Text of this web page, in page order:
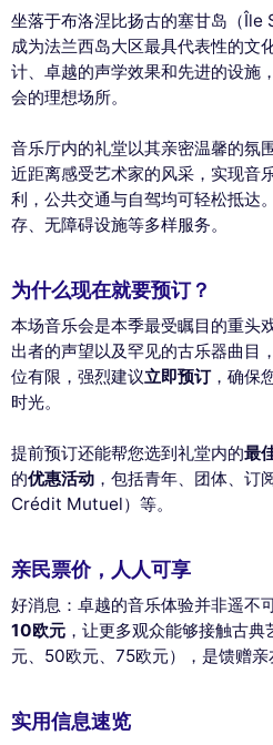
This website uses
We use cookies and your personal
experience, measure our audience,
you. You can accept, reject or
Reject All
坐落于布洛涅比扬古的塞甘岛（Île
成为法兰西岛大区最具代表性的文
计、卓越的声学效果和先进的设施
会的理想场所。
音乐厅内的礼堂以其亲密温馨的氛
近距离感受艺术家的风采，实现音
利，公共交通与自驾均可轻松抵达
存、无障碍设施等多样服务。
为什么现在就要预订？
本场音乐会是本季最受瞩目的重头
出者的声望以及罕见的古乐器曲目
位有限，强烈建议立即预订，确保
时光。
提前预订还能帮您选到礼堂内的最
的优惠活动 ，包括青年、团体、订
Crédit Mutuel）等。
亲民票价，人人可享
好消息：卓越的音乐体验并非遥不
10欧元 ，让更多观众能够接触古
元、50欧元、75欧元），是馈赠亲
实用信息速览